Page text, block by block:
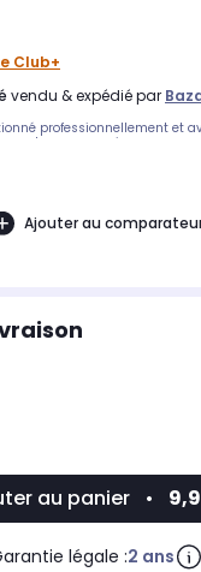
Club+
vendu & expédié par
professionnellement et
notre propre usine
Ajouter au
au panier •
légale :2 ans